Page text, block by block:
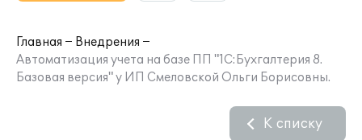
Главная
Внедрения
Автоматизация учета на базе ПП "1С:Бухгалтерия 8.
Базовая версия" у ИП Смеловской Ольги Борисовны.
К списку